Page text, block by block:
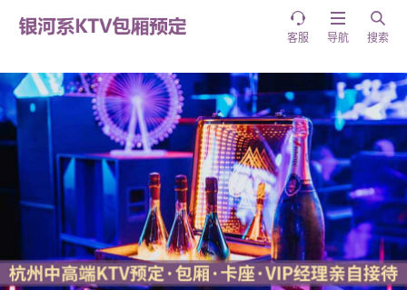

搜索

导航

客服